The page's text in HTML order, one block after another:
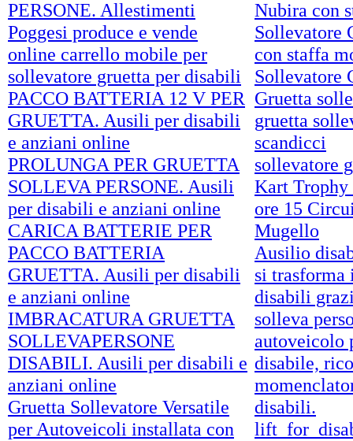
PERSONE. Allestimenti
Poggesi produce e vende
online carrello mobile per
sollevatore gruetta per disabili
PACCO BATTERIA 12 V PER
GRUETTA. Ausili per disabili
e anziani online
PROLUNGA PER GRUETTA
SOLLEVA PERSONE. Ausili
per disabili e anziani online
CARICA BATTERIE PER
PACCO BATTERIA
GRUETTA. Ausili per disabili
e anziani online
IMBRACATURA GRUETTA
SOLLEVAPERSONE
DISABILI. Ausili per disabili e
anziani online
Gruetta Sollevatore Versatile
per Autoveicoli installata con
Nubira con
Sollevatore
con staffa
Sollevatore
Gruetta
gruetta
scandicci
sollevatore
Kart Trophy
ore 15
Mugello
Ausilio
si trasforma
disabili
solleva
autoveicolo
disabile,
disabili.